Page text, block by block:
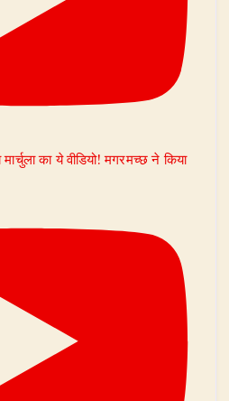
का ये वीडियो! मगरमच्छ ने किया